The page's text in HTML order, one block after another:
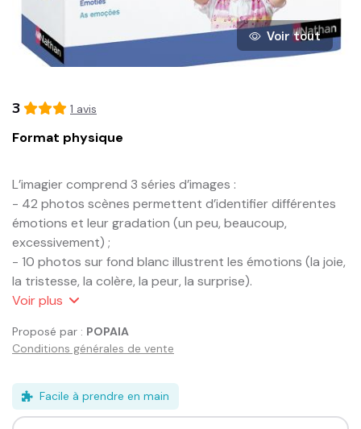
Voir tout
3 1 avis
Format physique
L’imagier comprend 3 séries d’images :
- 42 photos scènes permettent d’identifier différentes
émotions et leur gradation (un peu, beaucoup,
excessivement) ;
- 10 photos sur fond blanc illustrent les émotions (la joie,
la tristesse, la colère, la peur, la surprise).
- 8 cartes-pictos symbolisent la gradation des
Le guide pédagogique présente les situations de langage
activités d’observation, de classification et d’expression.
Exemples : trier et graduer les émotions, associer des
Voirplus
Proposé par : POPAIA
Conditions générales de vente
Facile à prendre en main